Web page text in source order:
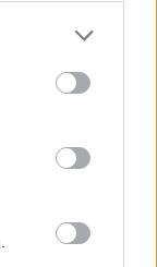
more Google
may click to
party tags to
below Google
αποστολή
πλήρωμα το
Γη,
Orion